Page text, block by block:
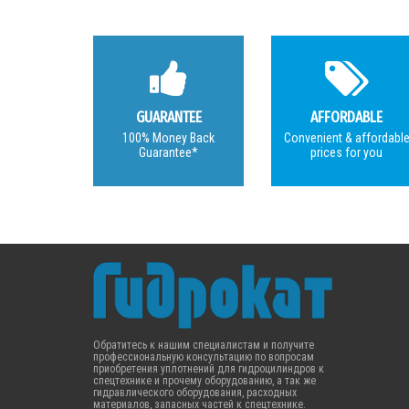
GUARANTEE
100% Money Back
Guarantee*
AFFORDABLE
Convenient & affordable
prices for you
Обратитесь к нашим специалистам и получите
профессиональную консультацию по вопросам
приобретения уплотнений для гидроцилиндров к
спецтехнике и прочему оборудованию, а так же
гидравлического оборудования, расходных
материалов, запасных частей к спецтехнике.